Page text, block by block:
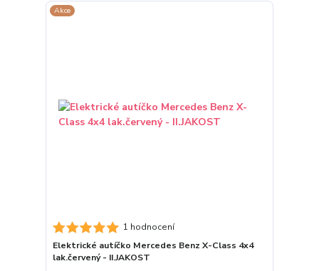
Akce
1 hodnocení
Elektrické autíčko Mercedes Benz X-Class 4x4
lak.červený - II.JAKOST